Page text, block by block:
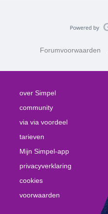
Forumvoorwaarden
over Simpel
community
via via voordeel
tarieven
Mijn Simpel-app
privacyverklaring
cookies
voorwaarden